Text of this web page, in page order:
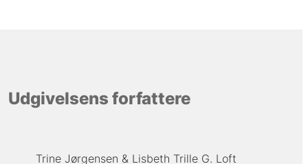
Udgivelsens forfattere
Trine Jørgensen Lisbeth Trille G. Loft